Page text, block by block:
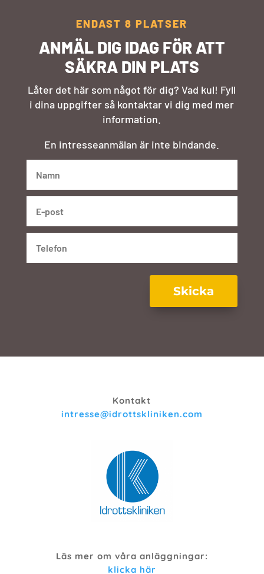
ENDAST 8 PLATSER
ANMÄL DIG IDAG FÖR ATT
SÄKRA DIN PLATS
Låter det här som något för dig? Vad kul! Fyll
i dina uppgifter så kontaktar vi dig med mer
information.
En intresseanmälan är inte bindande.
Skicka
Kontakt
intresse@idrottskliniken.com
Läs mer om våra anläggningar:
klicka här